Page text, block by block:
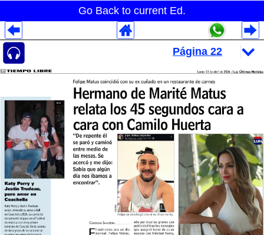
Go Back to current Ed.
Despliegues Analytics
Despliegues Totales
Despliegues por Rubros